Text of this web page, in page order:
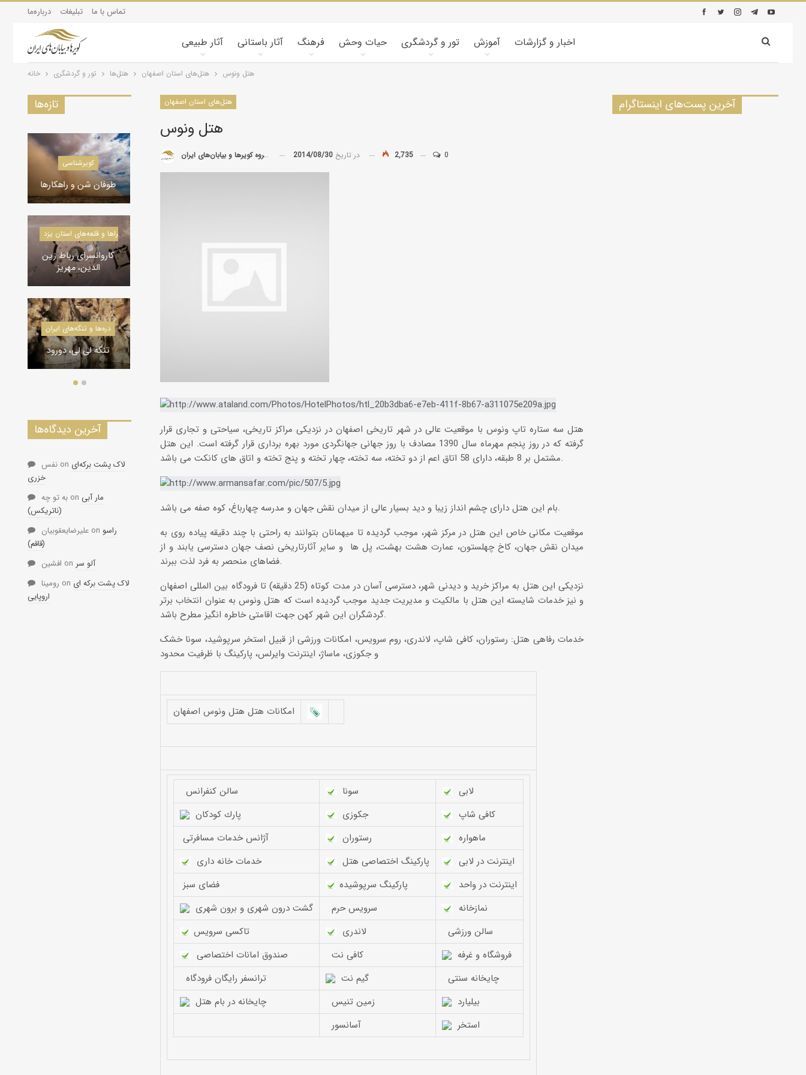
درباره‌ما تبلیغات تماس با ما
آثار طبیعی آثار باستانی فرهنگ حیات وحش تور و گردشگری آموزش اخبار و گزارشات
خانه تور و گردشگری هتل‌ها هتل‌های استان اصفهان هتل ونوس
هتل‌های استان اصفهان
هتل ونوس
توسط گروه کویرها و بیابان‌های ایران در تاریخ 2014/08/30 2,735 0
هتل سه ستاره تاپ ونوس با موقعیت عالی در شهر تاریخی اصفهان در نزدیکی مراکز تاریخی، سیاحتی و تجاری قرار
گرفته که در روز پنجم مهرماه سال 1390 مصادف با روز جهانی جهانگردی مورد بهره برداری قرار گرفته است. این هتل
مشتمل بر 8 طبقه، دارای 58 اتاق اعم از دو تخته، سه تخته، چهار تخته و پنج تخته و اتاق های کانکت می باشد.
بام این هتل دارای چشم انداز زیبا و دید بسیار عالی از میدان نقش جهان و مدرسه چهارباغ، کوه صفه می باشد.
موقعیت مکانی خاص این هتل در مرکز شهر، موجب گردیده تا میهمانان بتوانند به راحتی با چند دقیقه پیاده روی به
میدان نقش جهان، کاخ چهلستون، عمارت هشت بهشت، پل ها و سایر آثارتاریخی نصف جهان دسترسی یابند و از
فضاهای منحصر به فرد لذت ببرند.
نزدیکی این هتل به مراکز خرید و دیدنی شهر، دسترسی آسان در مدت کوتاه (25 دقیقه) تا فرودگاه بین المللی اصفهان
و نیز خدمات شایسته این هتل با مالکیت و مدیریت جدید موجب گردیده است که هتل ونوس به عنوان انتخاب برتر
گردشگران این شهر کهن جهت اقامتی خاطره انگیز مطرح باشد.
خدمات رفاهی هتل: رستوران، کافی شاپ، لاندری، روم سرویس، امکانات ورزشی از قبیل استخر سرپوشید، سونا خشک
و جکوزی، ماساژ، اینترنت وایرلس، پارکینگ با ظرفیت محدود
امكانات هتل هتل ونوس اصفهان
سالن كنفرانس سونا
لابی
پارك كودكان
جكوزی
كافی شاپ
آژانس خدمات مسافرتی
رستوران
ماهواره
خدمات خانه داری
پاركینگ اختصاصی هتل
اینترنت در لابی
فضای سبز
پاركینگ سرپوشیده
اینترنت در واحد
گشت درون شهری و برون شهری
سرویس حرم
نمازخانه
تاكسی سرویس
لاندری
سالن ورزشی
صندوق امانات اختصاصی
كافی نت
فروشگاه و غرفه
ترانسفر رایگان فرودگاه
گیم نت
چایخانه سنتی
چایخانه در بام هتل
زمین تنیس
بیلیارد
آسانسور
استخر
آخرین پست‌های اینستاگرام تازه‌ها
دره‌ها و تنگه‌های ایران
دره گردی، ماکو
کلیسا‌های تاریخی ایران
کلیسا گردی، ماکو
درياچه‌‌ها و تالاب‌های ایران
The Lagoonal Geo-
Tourism, Maku
کویرشناسی
آخرین دیدگاه‌ها
نفس on لاک پشت برکه‌ای
خزری
به تو چه on مار آبی
(ناتریکس)
علیرضایعقوبیان on راسو
(قاقم)
افشین on آلو سر
رومینا on لاک پشت برکه ای
اروپایی